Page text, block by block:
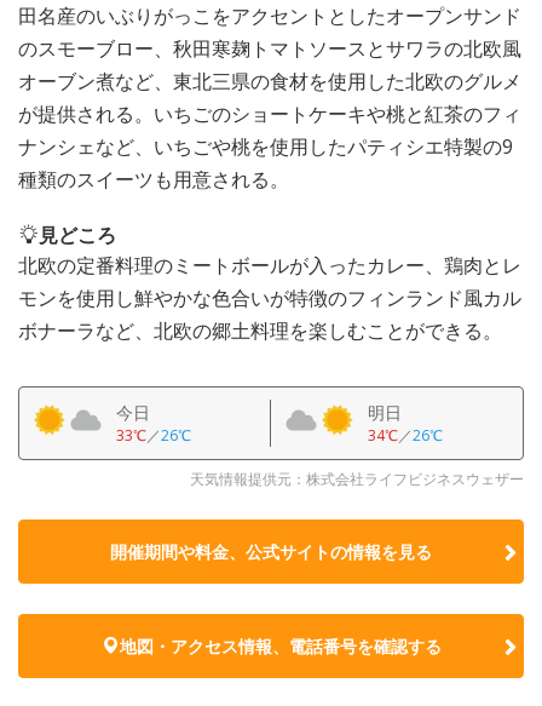
田名産のいぶりがっこをアクセントとしたオープンサンド
のスモーブロー、秋田寒麹トマトソースとサワラの北欧風
オーブン煮など、東北三県の食材を使用した北欧のグルメ
が提供される。いちごのショートケーキや桃と紅茶のフィ
ナンシェなど、いちごや桃を使用したパティシエ特製の9
種類のスイーツも用意される。
見どころ
北欧の定番料理のミートボールが入ったカレー、鶏肉とレ
モンを使用し鮮やかな色合いが特徴のフィンランド風カル
ボナーラなど、北欧の郷土料理を楽しむことができる。
今日
33℃／26℃
明日
34℃／26℃
天気情報提供元：株式会社ライフビジネスウェザー
開催期間や料金、公式サイトの情報を見る
地図・アクセス情報、電話番号を確認する